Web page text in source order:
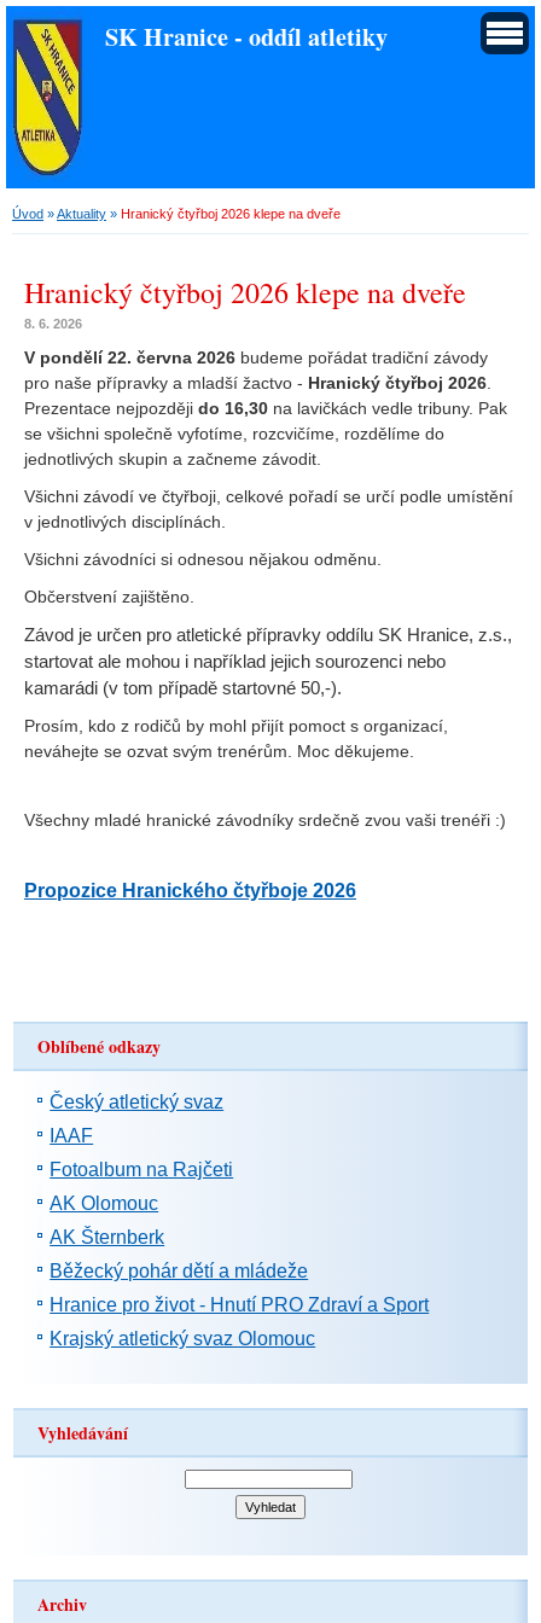
SK Hranice - oddíl atletiky
Úvod »Aktuality » Hranický čtyřboj 2026 klepe na dveře
Hranický čtyřboj 2026 klepe na dveře
8. 6. 2026
V pondělí 22. června 2026 budeme pořádat tradiční závody
pro naše přípravky a mladší žactvo - Hranický čtyřboj 2026
Prezentace nejpozději do 16,30 na lavičkách vedle tribuny. Pak
se všichni společně vyfotíme, rozcvičíme, rozdělíme do
jednotlivých skupin a začneme závodit.
Všichni závodí ve čtyřboji, celkové pořadí se určí podle umístění
v jednotlivých disciplínách.
Všichni závodníci si odnesou nějakou odměnu.
Občerstvení zajištěno.
Závod je určen pro atletické přípravky oddílu SK Hranice, z.s.,
startovat ale mohou i například jejich sourozenci nebo
kamarádi (v tom případě startovné 50,-).
Prosím, kdo z rodičů by mohl přijít pomoct s organizací,
neváhejte se ozvat svým trenérům. Moc děkujeme.
Všechny mladé hranické závodníky srdečně zvou vaši trenéři :)
Propozice Hranického čtyřboje 2026
Oblíbené odkazy
Český atletický svaz
IAAF
Fotoalbum na Rajčeti
AK Olomouc
AK Šternberk
Běžecký pohár dětí a mládeže
Hranice pro život - Hnutí PRO Zdraví a Sport
Krajský atletický svaz Olomouc
Vyhledávání
Archiv